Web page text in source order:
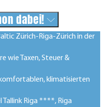
dabei!
Zürich-Riga-Zürich in der
wie Taxen, Steuer &
komfortablen, klimatisierten
Riga ****, Riga